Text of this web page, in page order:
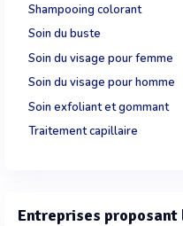
Shampooing colorant
Soin du buste
Soin du visage pour femme
Soin du visage pour homme
Soin exfoliant et gommant
Traitement capillaire
Entreprises